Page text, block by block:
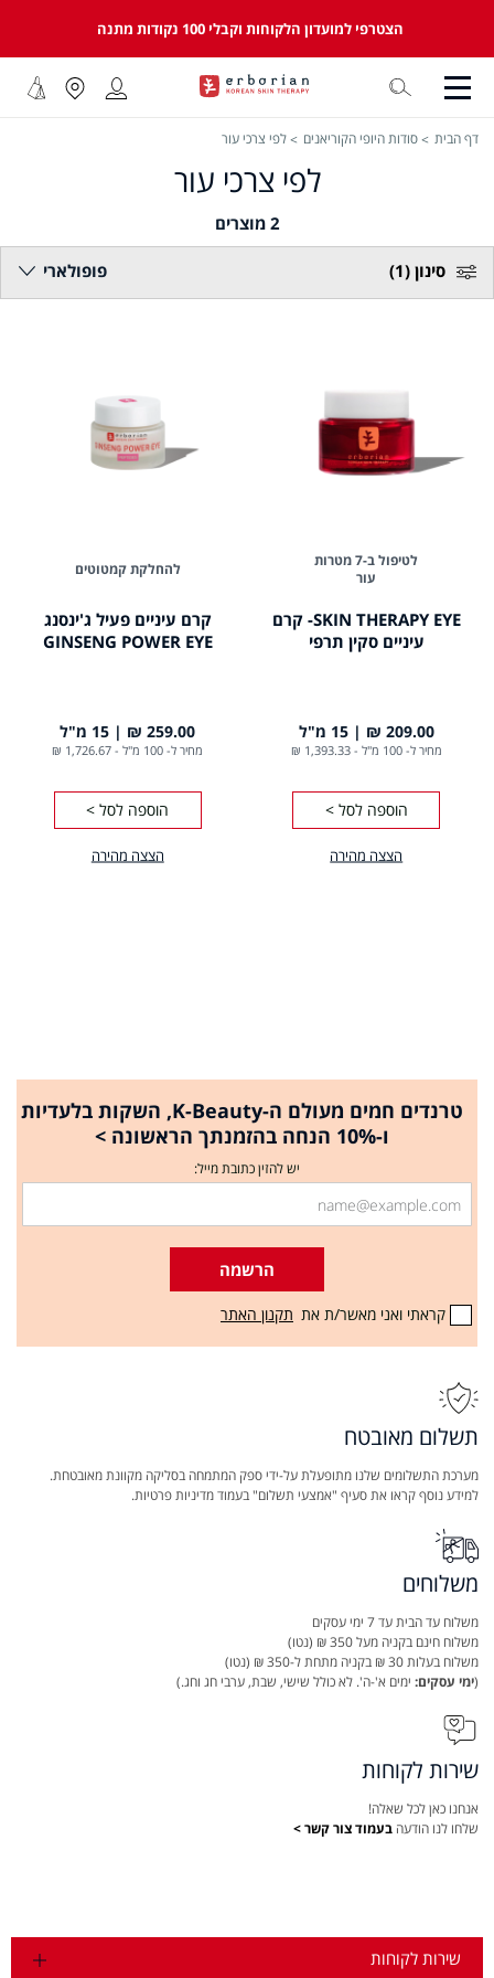
הצטרפי למועדון הלקוחות וקבלי 100 נקודות מתנה
דף הבית סודות היופי הקוריאנים לפי צרכי עור
לפי צרכי עור
2 מוצרים
סינון (1) פופולארי
לטיפול ב-7 מטרות
עור
SKIN THERAPY EYE- קרם
עיניים סקין תרפי
הצצה מהירה
209.00 ₪ 15 מ"ל
מחיר ל- 100 מ"ל -
1,393.33 ₪
הוספה לסל >
להחלקת קמטוטים
קרם עיניים פעיל ג'ינסנג
GINSENG POWER EYE
הצצה מהירה
259.00 ₪ 15 מ"ל
מחיר ל- 100 מ"ל -
1,726.67 ₪
הוספה לסל >
טרנדים חמים מעולם ה-K-Beauty, השקות בלעדיות
ו-10% הנחה בהזמנתך הראשונה >
יש להזין כתובת מייל:
הרשמה
קראתי ואני מאשר/ת את תקנון האתר
תשלום מאובטח
מערכת התשלומים שלנו מתופעלת על-ידי ספק המתמחה בסליקה מקוונת מאובטחת.
למידע נוסף קראו את סעיף "אמצעי תשלום" בעמוד מדיניות פרטיות.
משלוחים
משלוח עד הבית עד 7 ימי עסקים
משלוח חינם בקניה מעל 350 ₪ (נטו)
משלוח בעלות 30 ₪ בקניה מתחת ל-350 ₪ (נטו)
(ימי עסקים: ימים א'-ה'. לא כולל שישי, שבת, ערבי חג וחג.)
שירות לקוחות
אנחנו כאן לכל שאלה!
שלחו לנו הודעה בעמוד צור קשר >
שירות לקוחות